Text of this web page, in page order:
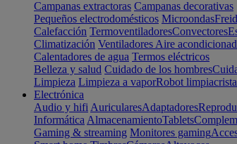
Campanas extractoras Campanas decorativas
Pequeños electrodomésticos Microondas
Calefacción TermoventiladoresConvectores
Climatización Ventiladores Aire
Calentadores de agua Termos eléctricos
Belleza y salud Cuidado de los hombres
Limpieza Limpieza a vaporRobot
Electrónica
Audio y hifi AuricularesAdaptadores
Informática AlmacenamientoTablets
Gaming & streaming Monitores gaming